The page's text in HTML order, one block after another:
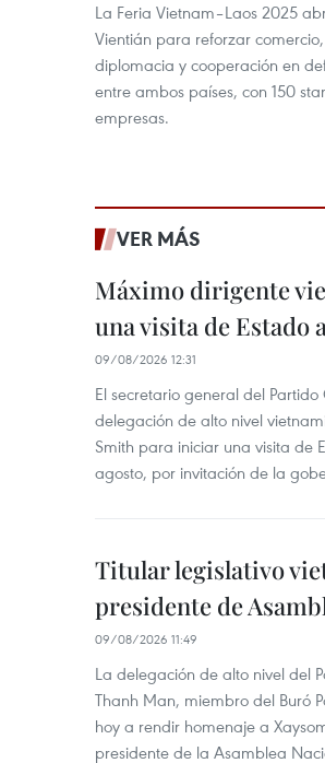
La Feria Vietnam–Laos 2025
Vientián para reforzar comercio,
diplomacia y cooperación en
entre ambos países, con 150
empresas.
VER MÁS
Máximo dirigente
una visita de Estado
09/08/2026 12:31
El secretario general del
delegación de alto nivel
Smith para iniciar una visita de
agosto, por invitación de la
Titular legislativo
presidente de
09/08/2026 11:49
La delegación de alto nivel del
Thanh Man, miembro del Buró
hoy a rendir homenaje a
presidente de la Asamblea